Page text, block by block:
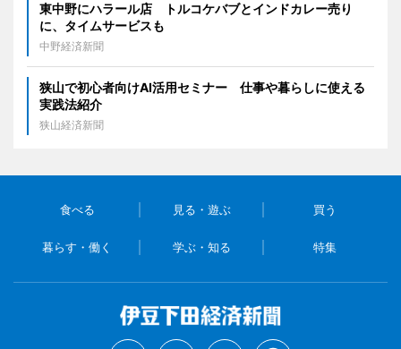
東中野にハラール店 トルコケバブとインドカレー売り
に、タイムサービスも
中野経済新聞
狭山で初心者向けAI活用セミナー 仕事や暮らしに使える
実践法紹介
狭山経済新聞
食べる 見る・遊ぶ 買う
暮らす・働く 学ぶ・知る 特集